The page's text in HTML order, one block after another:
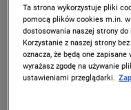
PREVIOUS SLIDE
Ta strona wykorzystuje pliki
pomocą plików cookies m.in.
dostosowania naszej strony
Korzystanie z naszej strony
oznacza, że będą one
wyrażasz zgodę na używanie
ustawieniami przeglądarki.